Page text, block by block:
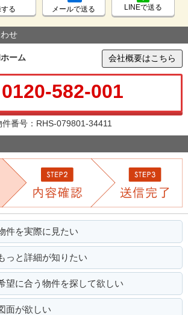
る メールで送る LINEで送る
せ
ーム 会社概要はこちら
0120-582-001
件番号：RHS-079801-34411
件を実際に見たい
っと詳細が知りたい
望に合う物件を探して欲しい
面が欲しい